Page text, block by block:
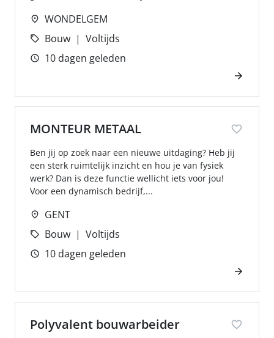
WONDELGEM
Bouw
Voltijds
10 dagen geleden
MONTEUR METAAL
Ben jij op zoek naar een nieuwe uitdaging? Heb jij
een sterk ruimtelijk inzicht en hou je van fysiek
werk? Dan is deze functie wellicht iets voor jou!
Voor een dynamisch bedrijf,...
GENT
Bouw
Voltijds
10 dagen geleden
Polyvalent bouwarbeider